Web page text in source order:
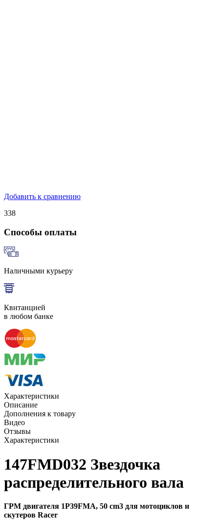
Добавить к сравнению
338
Способы оплаты
Наличными курьеру
Квитанцией
в любом банке
Характеристики
Описание
Дополнения к товару
Видео
Отзывы
Характеристики
147FMD032 Звездочка
распределительного вала
ГРМ двигателя 1P39FMA, 50 cm3 для мотоциклов и
скутеров Racer